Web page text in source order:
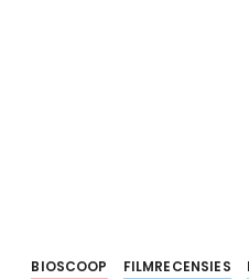
BIOSCOOP FILMRECENSIES